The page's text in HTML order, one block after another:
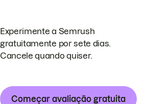
Experimente a Semrush
gratuitamente por sete dias.
Cancele quando quiser.
Começar avaliação gratuita